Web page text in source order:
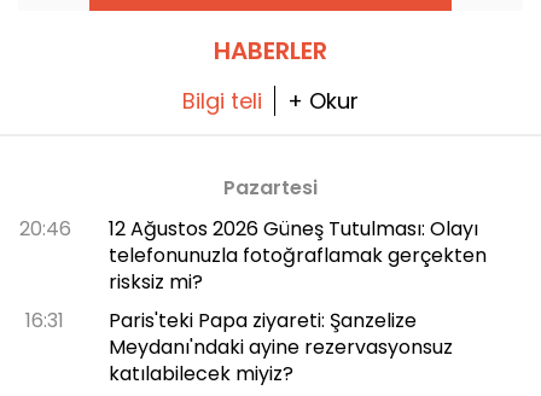
HABERLER
Bilgi teli + Okur
Pazartesi
20:46
12 Ağustos 2026 Güneş Tutulması: Olayı
telefonunuzla fotoğraflamak gerçekten
risksiz mi?
16:31
Paris'teki Papa ziyareti: Şanzelize
Meydanı'ndaki ayine rezervasyonsuz
katılabilecek miyiz?